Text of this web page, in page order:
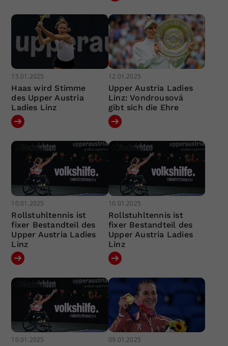
15.01.2025
Haas wird Stimme
des Upper Austria
Ladies Linz
12.01.2025
Upper Austria Ladies
Linz: Vondrousová
gibt sich die Ehre
10.01.2025
Rollstuhltennis ist
fixer Bestandteil des
Upper Austria Ladies
Linz
10.01.2025
Rollstuhltennis ist
fixer Bestandteil des
Upper Austria Ladies
Linz
10.01.2025 09.01.2025